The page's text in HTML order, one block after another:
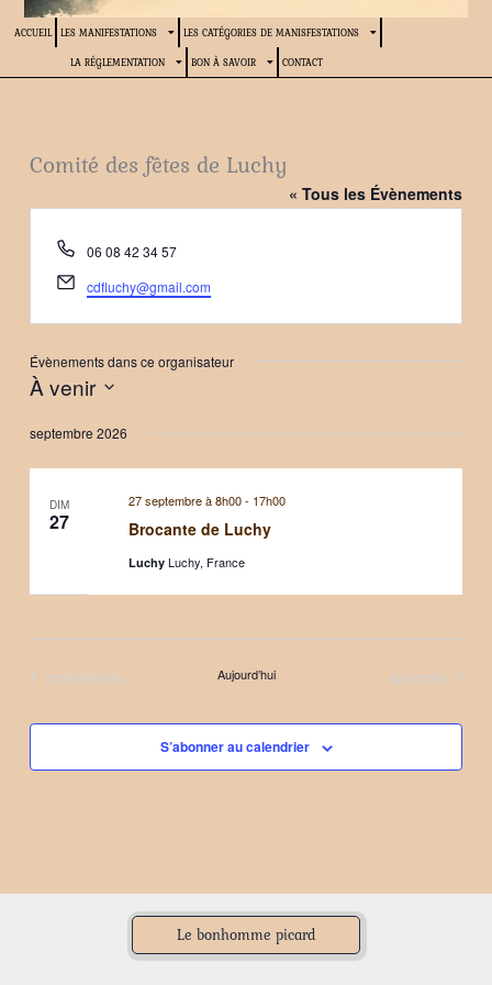
ACCUEIL LES MANIFESTATIONS LES CATÉGORIES DE MANISFESTATIONS
LA RÉGLEMENTATION BON À SAVOIR CONTACT
Comité des fêtes de Luchy
« Tous les Évènements
Téléphone
06 08 42 34 57
Email
cdfluchy@gmail.com
Évènements dans ce organisateur
À venir
une
date.
septembre 2026
DIM
27 Brocante de Luchy
27 septembre à 8h00- 17h00
Luchy Luchy, France
Évènements
précédents Aujourd’hui Évènements
suivants
S’abonner au calendrier
Le bonhomme picard